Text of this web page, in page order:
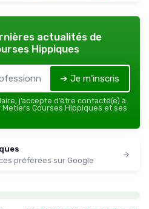
actualités de
Hippiques
➔ Je m'inscris
j’accepte d’être contacté(e) à
Courses Hippiques et ses
préférées sur Google